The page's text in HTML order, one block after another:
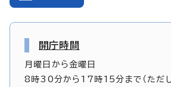
開庁時間
月曜日から金曜日
8時30分から17時15分まで（ただ